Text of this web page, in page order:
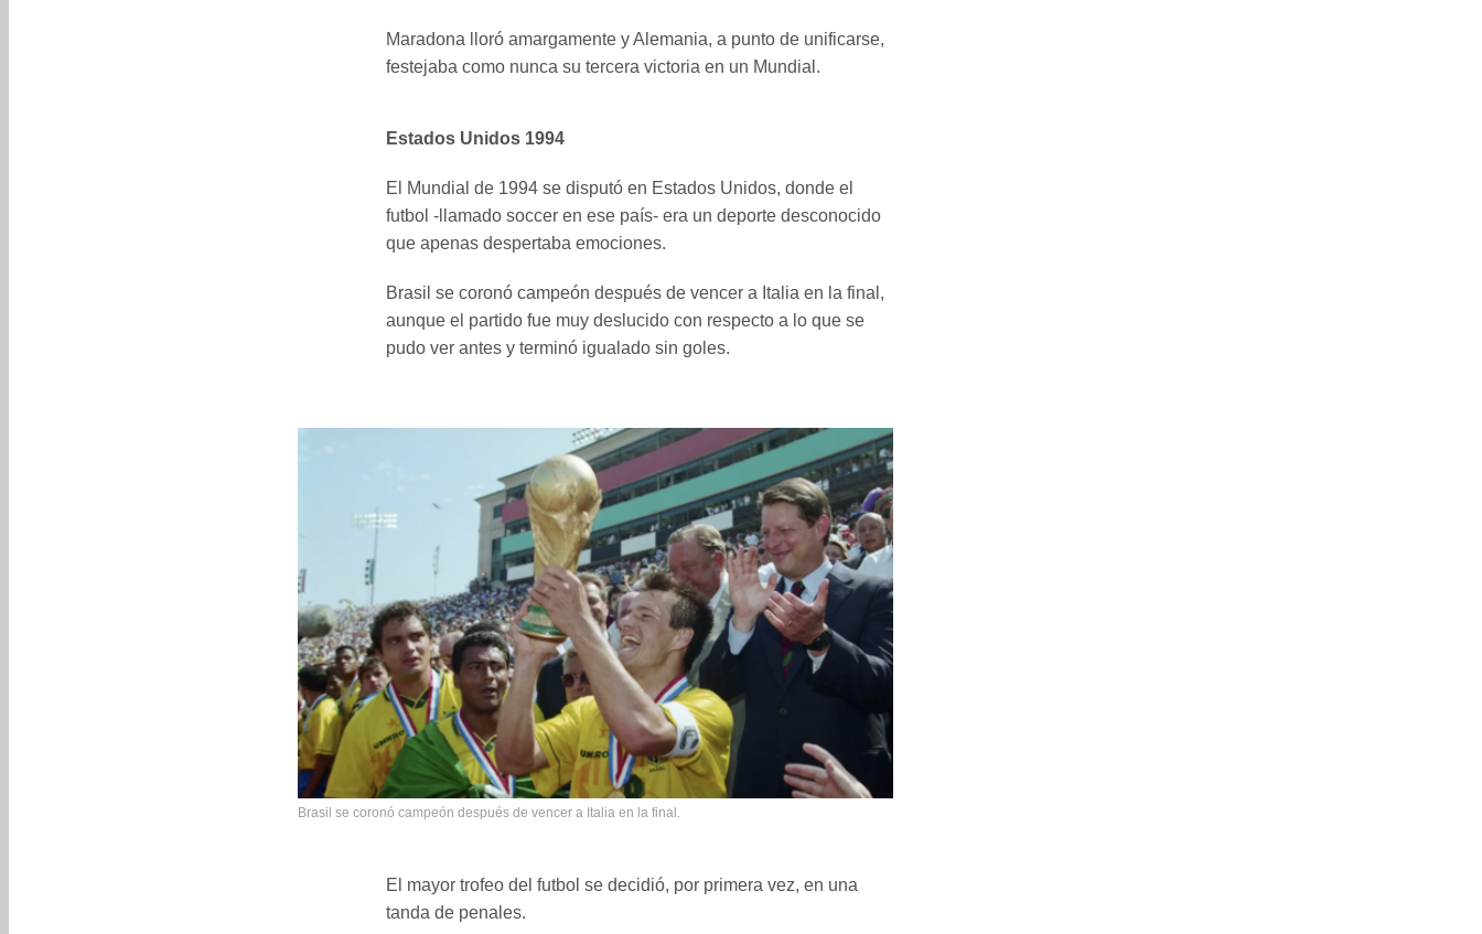
Maradona lloró amargamente y Alemania, a punto de unificarse,
festejaba como nunca su tercera victoria en un Mundial.
Estados Unidos 1994
El Mundial de 1994 se disputó en Estados Unidos, donde el
futbol -llamado soccer en ese país- era un deporte desconocido
que apenas despertaba emociones.
Brasil se coronó campeón después de vencer a Italia en la final,
aunque el partido fue muy deslucido con respecto a lo que se
pudo ver antes y terminó igualado sin goles.
Brasil se coronó campeón después de vencer a Italia en la final.
El mayor trofeo del futbol se decidió, por primera vez, en una
tanda de penales.